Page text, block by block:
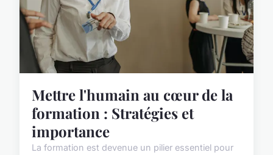
Mettre l'humain au cœur de la
formation : Stratégies et
importance
La formation est devenue un pilier essentiel pour